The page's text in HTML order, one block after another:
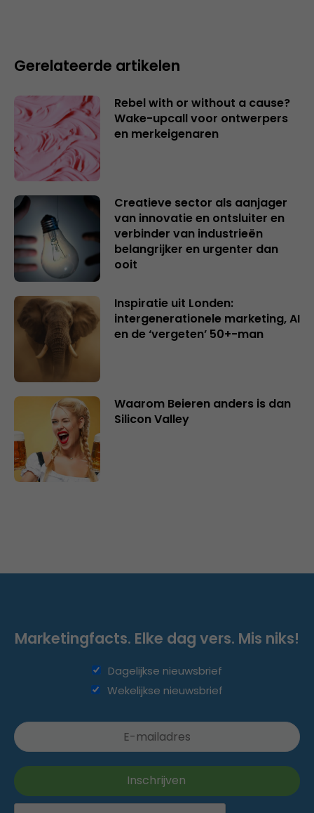
Gerelateerde artikelen
Rebel with or without a cause?
Wake-upcall voor ontwerpers
en merkeigenaren
Creatieve sector als aanjager
van innovatie en ontsluiter en
verbinder van industrieën
belangrijker en urgenter dan
ooit
Inspiratie uit Londen:
intergenerationele marketing, AI
en de ‘vergeten’ 50+-man
Waarom Beieren anders is dan
Silicon Valley
Marketingfacts. Elke dag vers. Mis niks!
Dagelijkse nieuwsbrief
Wekelijkse nieuwsbrief